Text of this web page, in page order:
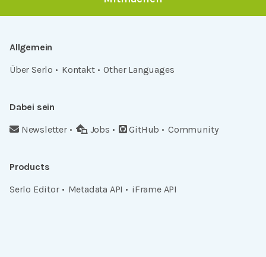
Allgemein
Über Serlo
Kontakt Other Languages
Dabei sein
Newsletter
Jobs GitHub Community
Products
Serlo Editor
Metadata API iFrame API